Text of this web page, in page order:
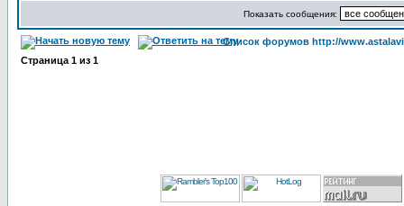
Показать сообщения:
Список форумов http://
Страница 1 из 1